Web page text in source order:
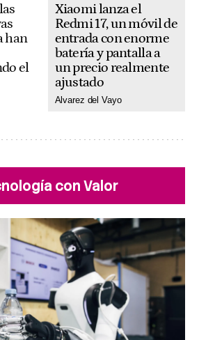
han
el
Xiaomi lanza el
Redmi 17, un móvil de
entrada con enorme
batería y pantalla a
un precio realmente
ajustado
Alvarez del Vayo
con Valor